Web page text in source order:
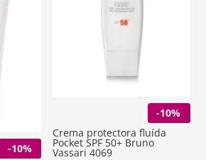
-10%
-10%
Crema protectora fluída
Pocket SPF 50+ Bruno
Vassari 4069